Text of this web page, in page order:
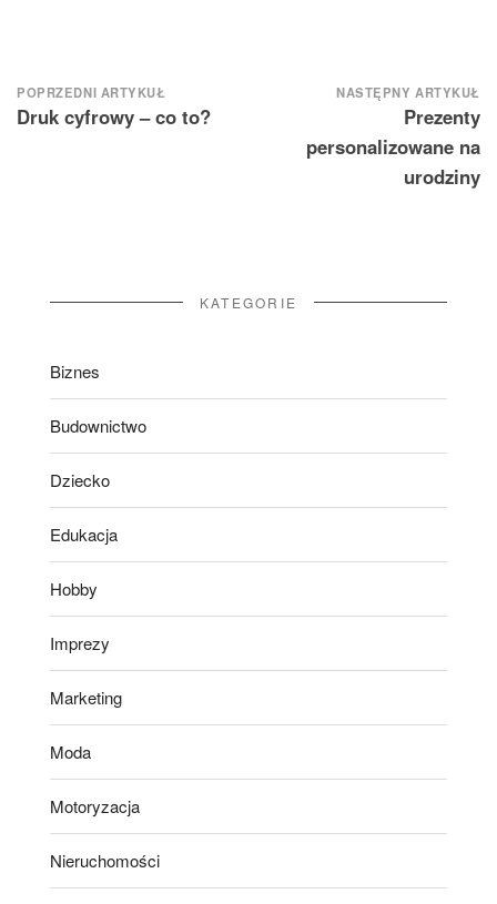
Nawigacja
wpisu
POPRZEDNI ARTYKUŁ
Druk cyfrowy – co to?
NASTĘPNY ARTYKUŁ
Prezenty
personalizowane na
urodziny
KATEGORIE
Biznes
Budownictwo
Dziecko
Edukacja
Hobby
Imprezy
Marketing
Moda
Motoryzacja
Nieruchomości